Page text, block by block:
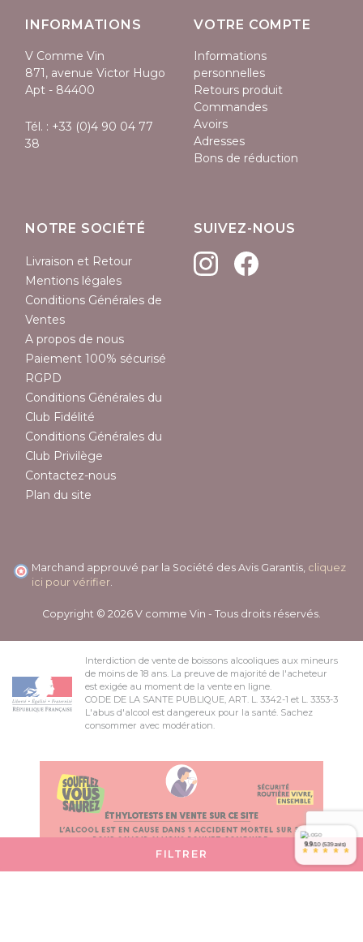
FILTRER
INFORMATIONS
V Comme Vin
871, avenue Victor Hugo
Apt - 84400
Tél. : +33 (0)4 90 04 77
38
VOTRE COMPTE
Informations
personnelles
Retours produit
Commandes
Avoirs
Adresses
Bons de réduction
NOTRE SOCIÉTÉ
Livraison et Retour
Mentions légales
Conditions Générales de
Ventes
A propos de nous
Paiement 100% sécurisé
RGPD
Conditions Générales du
Club Fidélité
Conditions Générales du
Club Privilège
Contactez-nous
Plan du site
SUIVEZ-NOUS
Marchand approuvé par la Société des Avis Garantis, cliquez
ici pour vérifier
Copyright © 2026 V comme Vin - Tous droits réservés.
Interdiction de vente de boissons alcooliques aux mineurs
de moins de 18 ans. La preuve de majorité de l'acheteur
est exigée au moment de la vente en ligne.
CODE DE LA SANTE PUBLIQUE, ART. L. 3342-1 et L. 3353-3
L'abus d'alcool est dangereux pour la santé. Sachez
consommer avec modération.
9.9/10 (539 avis)
* * * * *